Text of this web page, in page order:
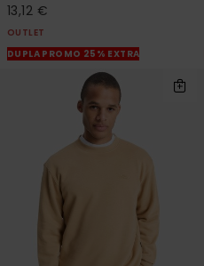
13,12 €
OUTLET
DUPLA PROMO 25% EXTRA